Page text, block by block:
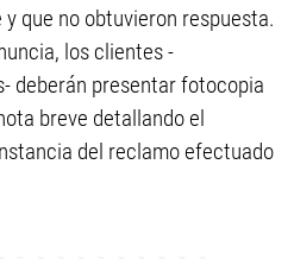
que no obtuvieron respuesta.
los clientes -
deberán presentar fotocopia
breve detallando el
del reclamo efectuado